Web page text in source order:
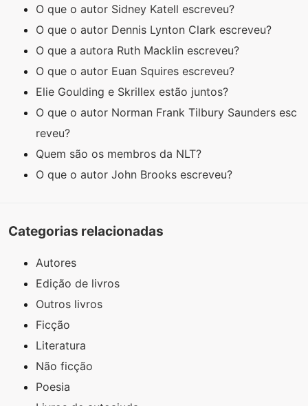
O que o autor Sidney Katell escreveu?
O que o autor Dennis Lynton Clark escreveu?
O que a autora Ruth Macklin escreveu?
O que o autor Euan Squires escreveu?
Elie Goulding e Skrillex estão juntos?
O que o autor Norman Frank Tilbury Saunders esc
reveu?
Quem são os membros da NLT?
O que o autor John Brooks escreveu?
Categorias relacionadas
Autores
Edição de livros
Outros livros
Ficção
Literatura
Não ficção
Poesia